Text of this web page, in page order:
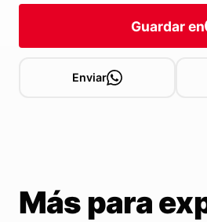
Guardar en
Enviar
Más para